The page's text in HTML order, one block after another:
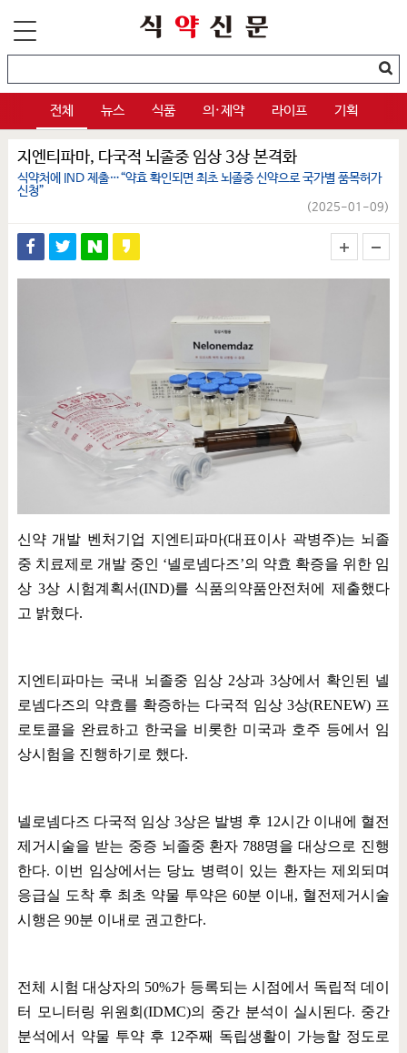
전체 뉴스 식품 의·제약 라이프 기획
지엔티파마, 다국적 뇌졸중 임상 3상 본격화
식약처에 IND 제출…“약효 확인되면 최초 뇌졸중 신약으로 국가별 품목허가
신청”
(2025-01-09)
신약 개발 벤처기업 지엔티파마(대표이사 곽병주)는 뇌졸
중 치료제로 개발 중인 ‘넬로넴다즈’의 약효 확증을 위한 임
상 3상 시험계획서(IND)를 식품의약품안전처에 제출했다
고 밝혔다.
지엔티파마는 국내 뇌졸중 임상 2상과3상에서 확인된 넬
로넴다즈의 약효를 확증하는 다국적 임상3상(RENEW) 프
로토콜을 완료하고 한국을 비롯한 미국과 호주 등에서 임
상시험을 진행하기로 했다.
넬로넴다즈 다국적 임상 3상은 발병 후 12시간 이내에 혈전
제거시술을 받는 중증 뇌졸중 환자 788명을 대상으로 진행
한다. 이번 임상에서는 당뇨 병력이 있는 환자는 제외되며
응급실 도착 후 최초 약물 투약은 60분 이내 , 혈전제거시술
시행은 90분 이내로 권고한다.
전체 시험 대상자의 50%가 등록되는 시점에서 독립적 데이
터 모니터링 위원회(IDMC)의 중간 분석이 실시된다. 중간
분석에서 약물 투약 후 12주째 독립생활이 가능할 정도로